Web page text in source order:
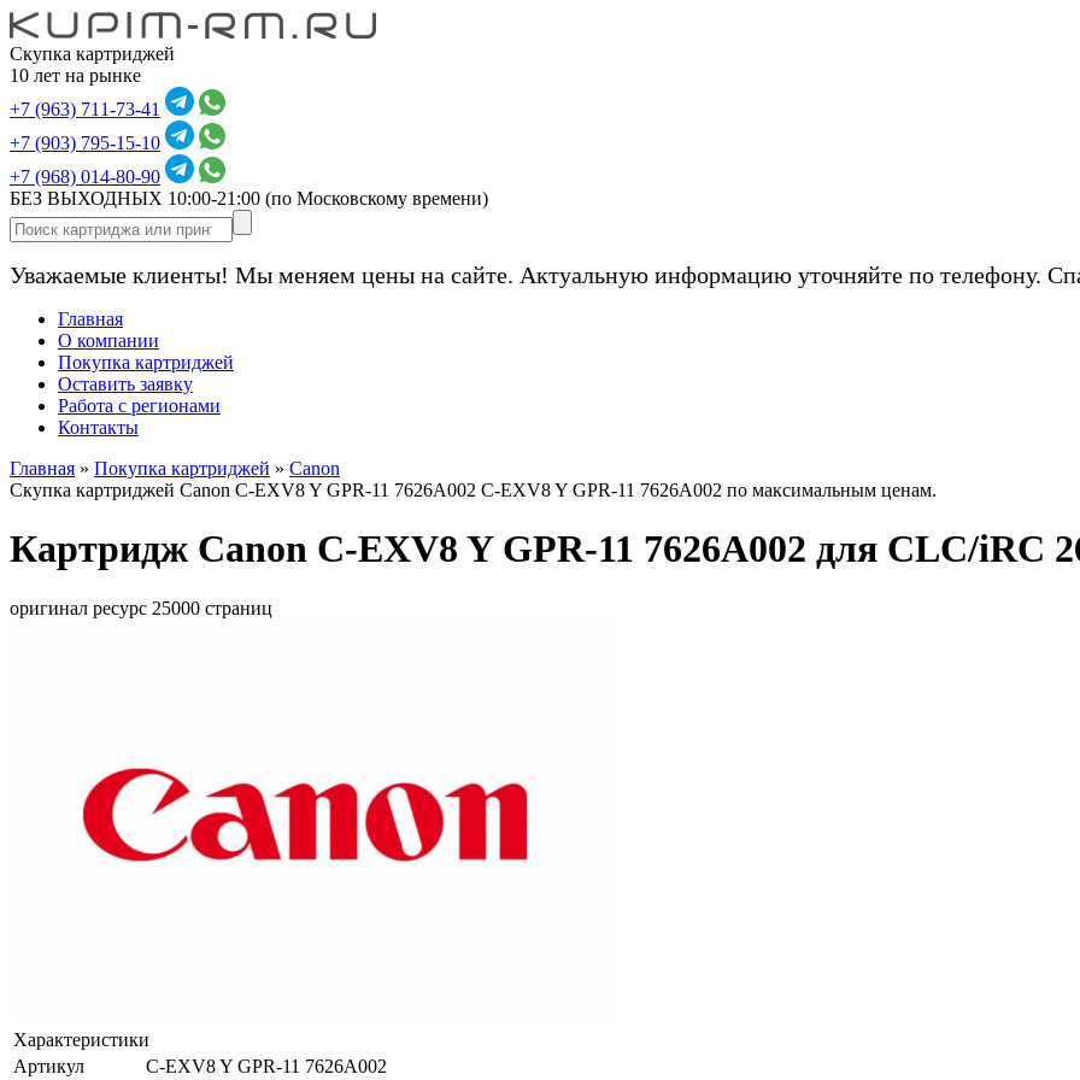
Скупка картриджей
10 лет на рынке
+7 (963) 711-73-41
+7 (903) 795-15-10
+7 (968) 014-80-90
БЕЗ ВЫХОДНЫХ 10:00-21:00 (по Московскому времени)
Уважаемые клиенты! Мы меняем цены на сайте. Актуальную информацию уточняйте по телефону.
Главная
О компании
Покупка картриджей
Оставить заявку
Работа с регионами
Контакты
Главная » Покупка картриджей » Canon
Скупка картриджей Canon C-EXV8 Y GPR-11 7626A002 C-EXV8 Y GPR-11 7626A002 по максимальным ценам.
Картридж Canon C-EXV8 Y GPR-11 7626A002 для CLC/iRC
оригинал ресурс 25000 страниц
Характеристики
Артикул
C-EXV8 Y GPR-11 7626A002